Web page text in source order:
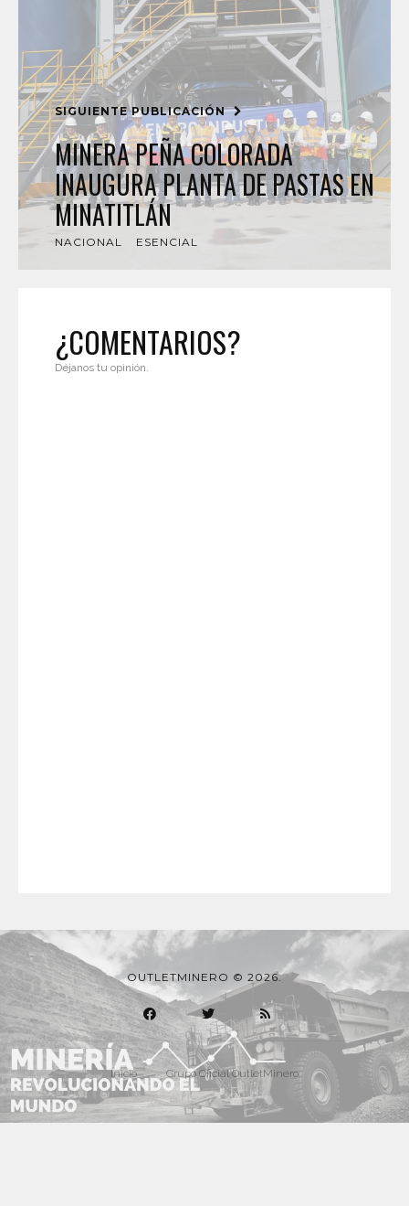
SIGUIENTE PUBLICACIÓN
MINERA PEÑA COLORADA
INAUGURA PLANTA DE PASTAS EN
MINATITLÁN
NACIONAL ESENCIAL
¿COMENTARIOS?
Déjanos tu opinión.
OUTLETMINERO © 2026.
Inicio Grupo Oficial OutletMinero